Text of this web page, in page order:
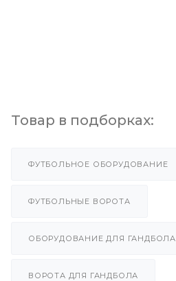
Товар в подборках:
ФУТБОЛЬНОЕ ОБОРУДОВАНИЕ
ФУТБОЛЬНЫЕ ВОРОТА
ОБОРУДОВАНИЕ ДЛЯ ГАНДБОЛА
ВОРОТА ДЛЯ ГАНДБОЛА